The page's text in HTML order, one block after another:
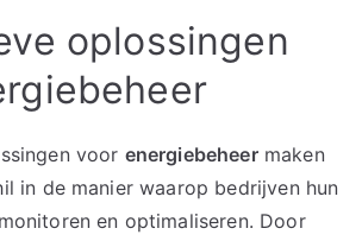
oplossingen
voor energiebeheermaken
in de manier waarop bedrijven hun
en optimaliseren. Door